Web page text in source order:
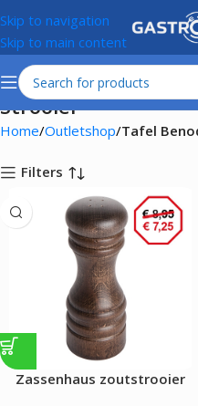
Skip to navigation
Skip to main content
Strooier
Home Outletshop Tafel
Filters
Zassenhaus zoutstrooier